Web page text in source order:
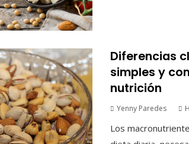
Diferencias
simples y
nutrición
Yenny Paredes
Los